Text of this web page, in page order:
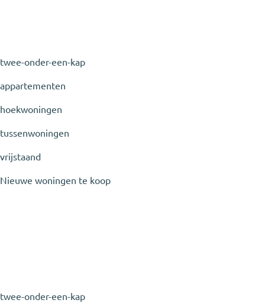
twee-onder-een-kap
appartementen
hoekwoningen
tussenwoningen
vrijstaand
Nieuwe woningen te koop
twee-onder-een-kap